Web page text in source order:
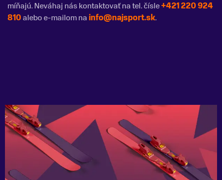
míňajú. Neváhaj nás kontaktovať na tel. čísle+421 220 924
810alebo e-mailom nainfo@najsport.sk.